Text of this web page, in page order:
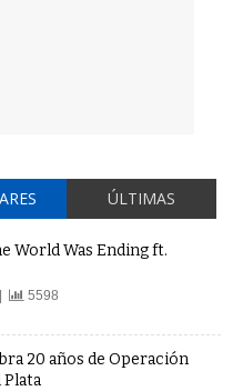
ÚLTIMAS
World Was Ending ft.
5598
20 años de Operación